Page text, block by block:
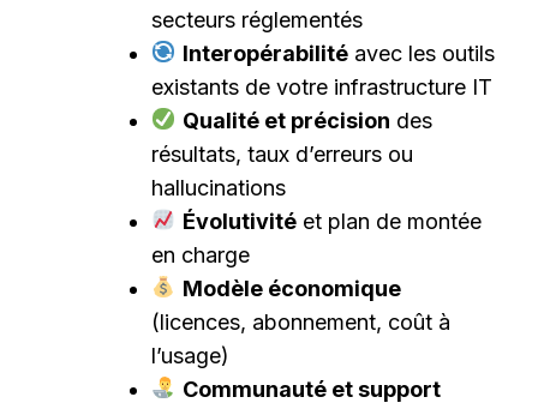
secteurs réglementés
Interopérabilitéavec les outils
existants de votre infrastructure IT
Qualité et précision des
résultats, taux d’erreurs ou
hallucinations
Évolutivitéet plan de montée
en charge
Modèle économique
(licences, abonnement, coût à
l’usage)
Communauté et support